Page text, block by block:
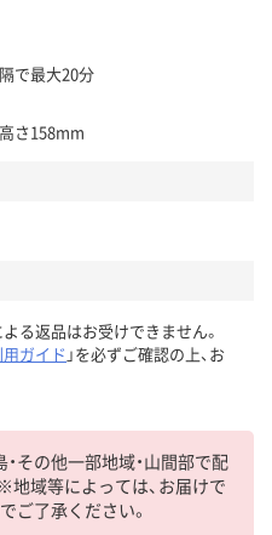
で最大20分
さ158mm
る返品はお受けできません。
用ガイド 」を必ずご確認の上、お
その他一部地域・山間部で配
域等によっては、お届けで
ご了承ください。